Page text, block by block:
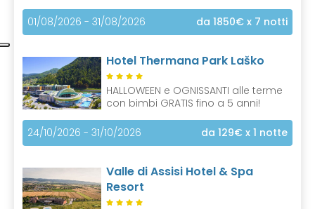
01/08/2026 - 31/08/2026 da 1850€ x 7 notti
Hotel Thermana Park Laško
HALLOWEEN e OGNISSANTI alle terme
con bimbi GRATIS fino a 5 anni!
24/10/2026 - 31/10/2026 da 129€ x 1 notte
Valle di Assisi Hotel & Spa
Resort